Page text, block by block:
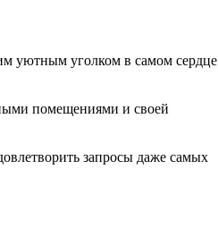
уютным уголком в самом сердце
помещениями и своей
запросы даже самых